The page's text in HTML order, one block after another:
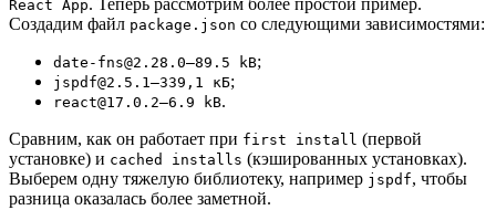
React App. Теперь рассмотрим более простой пример.
Создадим файл package.json со следующими зависимостями:
date-fns@2.28.0–89.5 kB;
jspdf@2.5.1–339,1 кБ;
react@17.0.2–6.9 kB.
Сравним, как он работает при first install (первой
установке) и cached installs (кэшированных установках).
Выберем одну тяжелую библиотеку, например jspdf, чтобы
разница оказалась более заметной.